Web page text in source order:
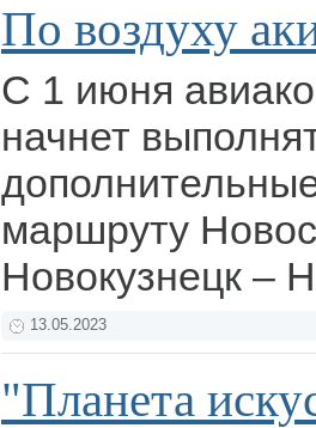
По воздуху
С 1 июня
начнет
маршруту
Новокузнецк –
13.05.2023
"Планета